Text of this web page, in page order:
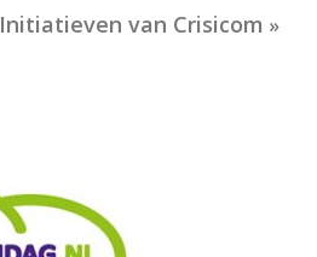
Initiatieven van Crisicom »